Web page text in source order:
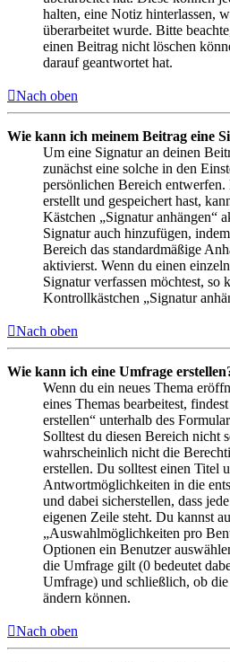
halten, eine Notiz hinterlassen,
überarbeitet wurde. Bitte
einen Beitrag nicht löschen
darauf geantwortet hat.
Nach oben
Wie kann ich meinem Beitrag eine
Um eine Signatur an deinen
zunächst eine solche in den
persönlichen Bereich
erstellt und gespeichert hast,
Kästchen „Signatur anhängen“
Signatur auch hinzufügen,
Bereich das standardmäßige
aktivierst. Wenn du einen
Signatur verfassen möchtest, so
Kontrollkästchen „Signatur
Nach oben
Wie kann ich eine Umfrage
Wenn du ein neues Thema
eines Themas bearbeitest,
erstellen“ unterhalb des
Solltest du diesen Bereich nicht
wahrscheinlich nicht die
erstellen. Du solltest einen Titel
Antwortmöglichkeiten in die
und dabei sicherstellen, dass
eigenen Zeile steht. Du kannst
„Auswahlmöglichkeiten pro
Optionen ein Benutzer
die Umfrage gilt (0 bedeutet
Umfrage) und schließlich, ob
ändern können.
Nach oben